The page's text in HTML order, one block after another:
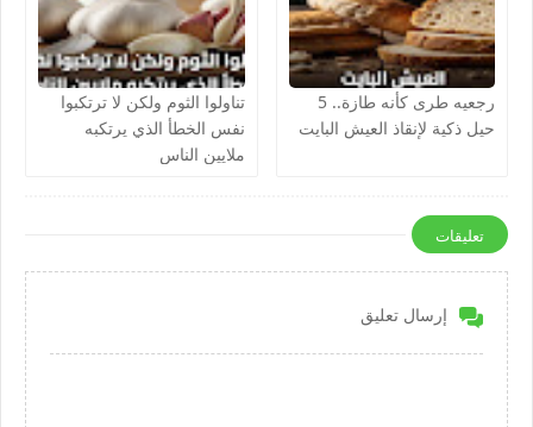
رجعيه طرى كأنه طازة.. 5
حيل ذكية لإنقاذ العيش البايت
تناولوا الثوم ولكن لا ترتكبوا
نفس الخطأ الذي يرتكبه
ملايين الناس
تعليقات
إرسال تعليق